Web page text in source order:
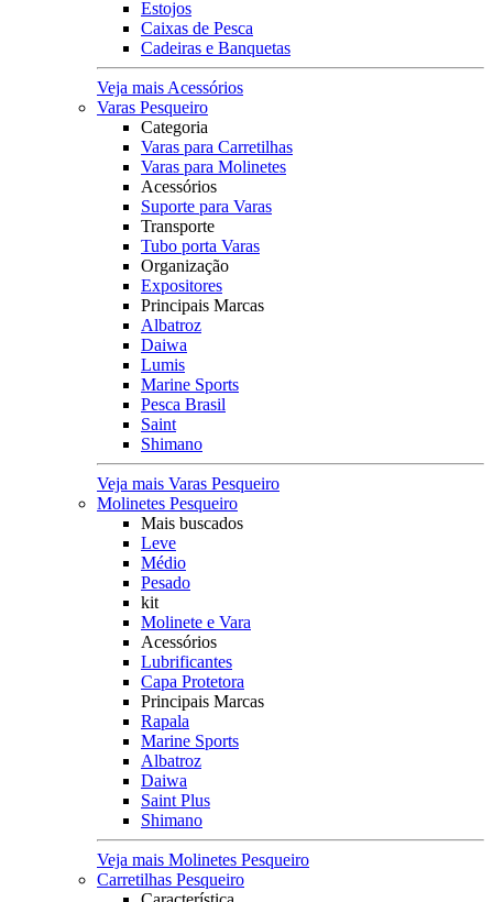
Estojos
Caixas de Pesca
Cadeiras e Banquetas
Veja mais Acessórios
Varas Pesqueiro
Categoria
Varas para Carretilhas
Varas para Molinetes
Acessórios
Suporte para Varas
Transporte
Tubo porta Varas
Organização
Expositores
Principais Marcas
Albatroz
Daiwa
Lumis
Marine Sports
Pesca Brasil
Saint
Shimano
Veja mais Varas Pesqueiro
Molinetes Pesqueiro
Mais buscados
Leve
Médio
Pesado
kit
Molinete e Vara
Acessórios
Lubrificantes
Capa Protetora
Principais Marcas
Rapala
Marine Sports
Albatroz
Daiwa
Saint Plus
Shimano
Veja mais Molinetes Pesqueiro
Carretilhas Pesqueiro